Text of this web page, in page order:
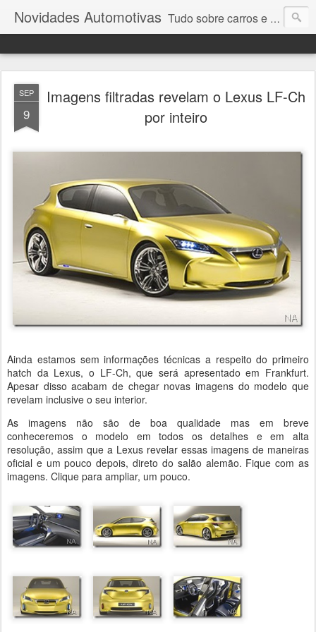
Novidades Automotivas Tudo sobre carros e motores
SEP
9
Imagens filtradas revelam o Lexus LF-Ch
por inteiro
Ainda estamos sem informações técnicas a respeito do primeiro
hatch da Lexus, o LF-Ch, que será apresentado em Frankfurt.
Apesar disso acabam de chegar novas imagens do modelo que
revelam inclusive o seu interior.
As imagens não são de boa qualidade mas em breve
conheceremos o modelo em todos os detalhes e em alta
resolução, assim que a Lexus revelar essas imagens de maneiras
oficial e um pouco depois, direto do salão alemão. Fique com as
imagens. Clique para ampliar, um pouco.